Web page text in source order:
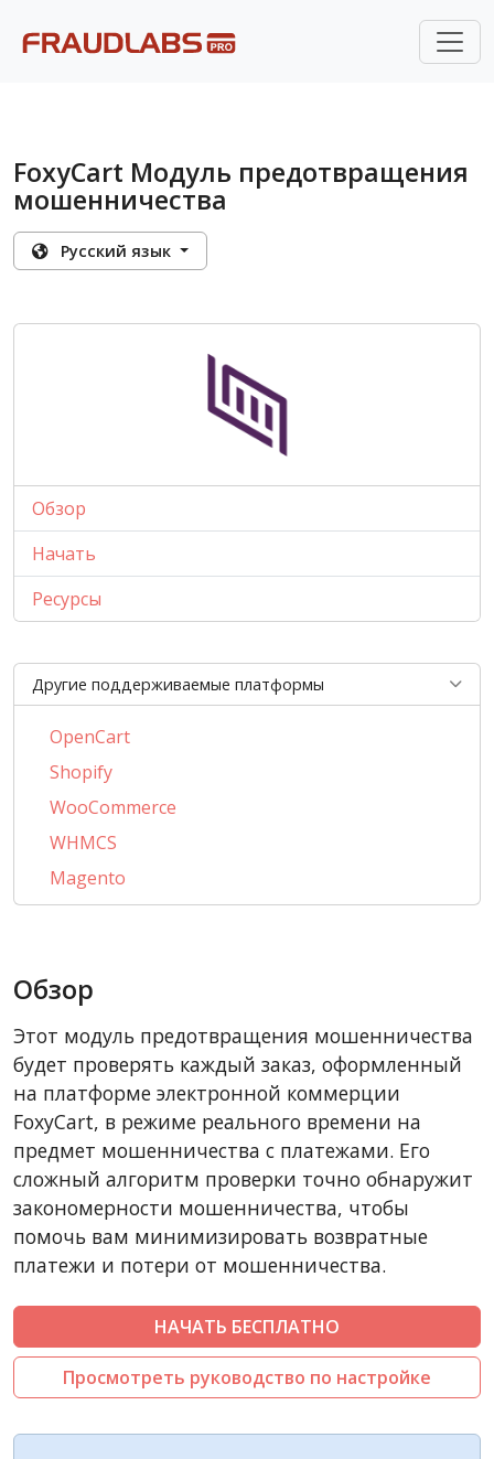
FoxyCart Модуль предотвращения
мошенничества
Pусский язык
Обзор
Начать
Ресурсы
Другие поддерживаемые платформы
OpenCart
Shopify
WooCommerce
WHMCS
Magento
PrestaShop
AbanteCart
LiteCart
ZenCart
PinnacleCart
Easy Digital Downloads
nopCommerce
Ecwid by Lightspeed
WISECP
ThirtyBees
Sylius
Обзор
Этот модуль предотвращения мошенничества
будет проверять каждый заказ, оформленный
на платформе электронной коммерции
FoxyCart, в режиме реального времени на
предмет мошенничества с платежами. Его
сложный алгоритм проверки точно обнаружит
закономерности мошенничества, чтобы
помочь вам минимизировать возвратные
платежи и потери от мошенничества.
НАЧАТЬ БЕСПЛАТНО
Просмотреть руководство по настройке